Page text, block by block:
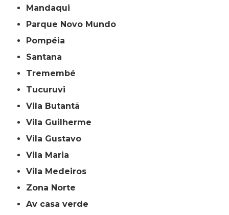
Mandaqui
Parque Novo Mundo
Pompéia
Santana
Tremembé
Tucuruvi
Vila Butantã
Vila Guilherme
Vila Gustavo
Vila Maria
Vila Medeiros
Zona Norte
av casa verde